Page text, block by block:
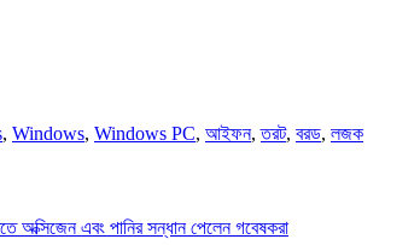
, Windows, Windows PC, আইফন,তরট, বরড, লজক
অক্সিজেন এবং পানির সন্ধান পেলেন গবেষকরা